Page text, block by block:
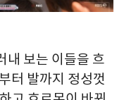
내 보는 이들을 흐
터 발까지 정성껏